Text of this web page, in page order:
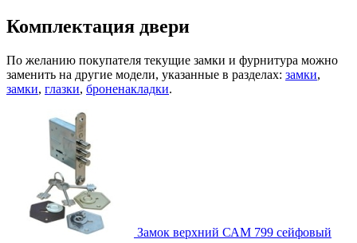
Комплектация двери
По желанию покупателя текущие замки и фурнитура можно
заменить на другие модели, указанные в разделах: замки,
замки, глазки, броненакладки.
Замок верхний САМ 799 сейфовый